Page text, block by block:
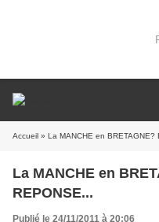
Accueil » La MANCHE en BRETAGNE?
La MANCHE en
REPONSE...
Publié le 24/11/2011 à 20:06